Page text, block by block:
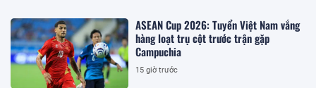
ASEAN Cup 2026: Tuyển Việt Nam vắng
hàng loạt trụ cột trước trận gặp
Campuchia
15 giờ trước